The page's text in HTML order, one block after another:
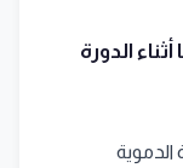
الدورة